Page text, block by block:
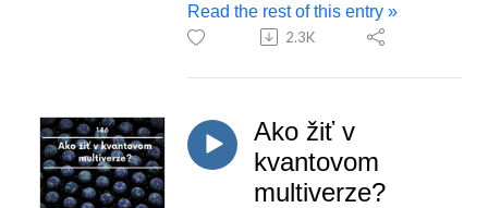
Read the rest of this entry »
2.3K
Ako žiť v
kvantovom
multiverze?